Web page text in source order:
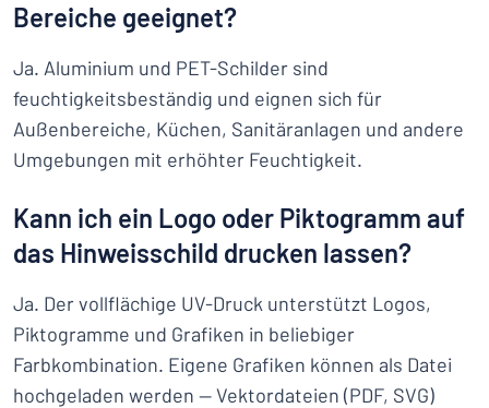
Bereiche geeignet?
Ja. Aluminium und PET-Schilder sind
feuchtigkeitsbeständig und eignen sich für
Außenbereiche, Küchen, Sanitäranlagen und andere
Umgebungen mit erhöhter Feuchtigkeit.
Kann ich ein Logo oder Piktogramm auf
das Hinweisschild drucken lassen?
Ja. Der vollflächige UV-Druck unterstützt Logos,
Piktogramme und Grafiken in beliebiger
Farbkombination. Eigene Grafiken können als Datei
hochgeladen werden — Vektordateien (PDF, SVG)